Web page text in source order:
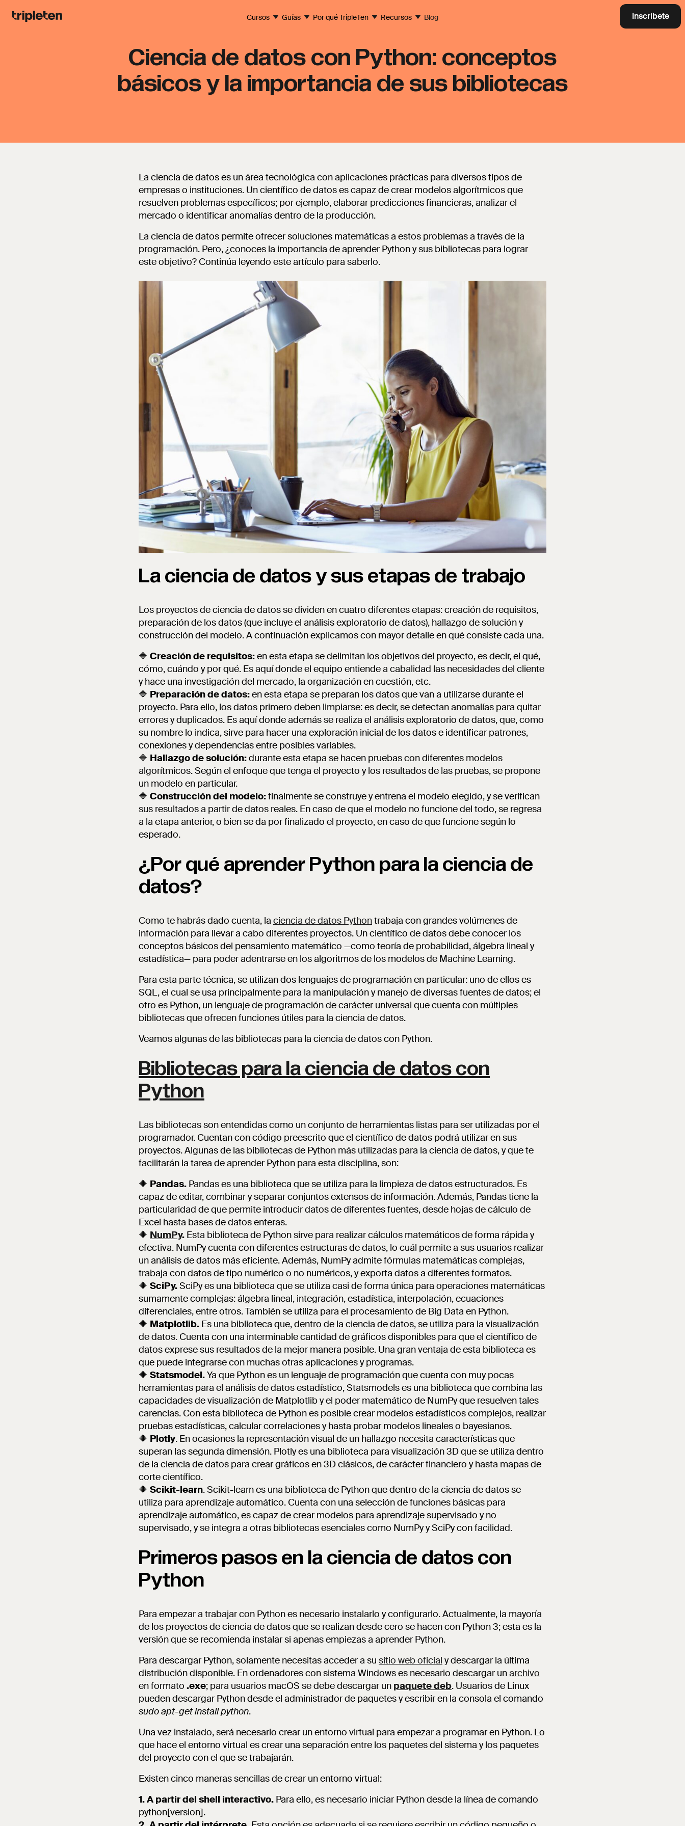
Cursos Guías Por qué TripleTen Recursos Blog Inscríbete
Ciencia de datos con Python: conceptos
básicos y la importancia de sus bibliotecas
La ciencia de datos es un área tecnológica con aplicaciones prácticas para diversos tipos de
empresas o instituciones. Un científico de datos es capaz de crear modelos algorítmicos que
resuelven problemas específicos; por ejemplo, elaborar predicciones financieras, analizar el
mercado o identificar anomalías dentro de la producción.
La ciencia de datos permite ofrecer soluciones matemáticas a estos problemas a través de la
programación. Pero, ¿conoces la importancia de aprender Python y sus bibliotecas para lograr
este objetivo? Continúa leyendo este artículo para saberlo.
La ciencia de datos y sus etapas de trabajo
Los proyectos de ciencia de datos se dividen en cuatro diferentes etapas: creación de requisitos,
preparación de los datos (que incluye el análisis exploratorio de datos), hallazgo de solución y
construcción del modelo. A continuación explicamos con mayor detalle en qué consiste cada una.
🔷 Creación de requisitos:en esta etapa se delimitan los objetivos del proyecto, es decir, el qué,
cómo, cuándo y por qué. Es aquí donde el equipo entiende a cabalidad las necesidades del cliente
y hace una investigación del mercado, la organización en cuestión, etc.
🔷 Preparación de datos:en esta etapa se preparan los datos que van a utilizarse durante el
proyecto. Para ello, los datos primero deben limpiarse: es decir, se detectan anomalías para quitar
errores y duplicados. Es aquí donde además se realiza el análisis exploratorio de datos, que, como
su nombre lo indica, sirve para hacer una exploración inicial de los datos e identificar patrones,
conexiones y dependencias entre posibles variables.
🔷 Hallazgo de solución:durante esta etapa se hacen pruebas con diferentes modelos
algorítmicos. Según el enfoque que tenga el proyecto y los resultados de las pruebas, se propone
un modelo en particular.
🔷 Construcción del modelo:finalmente se construye y entrena el modelo elegido, y se verifican
sus resultados a partir de datos reales. En caso de que el modelo no funcione del todo, se regresa
a la etapa anterior, o bien se da por finalizado el proyecto, en caso de que funcione según lo
esperado.
¿Por qué aprender Python para la ciencia de
datos?
Como te habrás dado cuenta, la ciencia de datos Pythontrabaja con grandes volúmenes de
información para llevar a cabo diferentes proyectos. Un científico de datos debe conocer los
conceptos básicos del pensamiento matemático —como teoría de probabilidad, álgebra lineal y
estadística— para poder adentrarse en los algoritmos de los modelos de Machine Learning.
Para esta parte técnica, se utilizan dos lenguajes de programación en particular: uno de ellos es
SQL, el cual se usa principalmente para la manipulación y manejo de diversas fuentes de datos; el
otro es Python, un lenguaje de programación de carácter universal que cuenta con múltiples
bibliotecas que ofrecen funciones útiles para la ciencia de datos.
Veamos algunas de las bibliotecas para la ciencia de datos con Python.
Bibliotecas para la ciencia de datos con
Python
Las bibliotecas son entendidas como un conjunto de herramientas listas para ser utilizadas por el
programador. Cuentan con código preescrito que el científico de datos podrá utilizar en sus
proyectos. Algunas de las bibliotecas de Python más utilizadas para la ciencia de datos, y que te
facilitarán la tarea de aprender Python para esta disciplina, son:
🔶 Pandas. Pandas es una biblioteca que se utiliza para la limpieza de datos estructurados. Es
capaz de editar, combinar y separar conjuntos extensos de información. Además, Pandas tiene la
particularidad de que permite introducir datos de diferentes fuentes, desde hojas de cálculo de
Excel hasta bases de datos enteras.
🔶 NumPy. Esta biblioteca de Python sirve para realizar cálculos matemáticos de forma rápida y
efectiva. NumPy cuenta con diferentes estructuras de datos, lo cuál permite a sus usuarios realizar
un análisis de datos más eficiente. Además, NumPy admite fórmulas matemáticas complejas,
trabaja con datos de tipo numérico o no numéricos, y exporta datos a diferentes formatos.
🔶 SciPy.SciPy es una biblioteca que se utiliza casi de forma única para operaciones matemáticas
sumamente complejas: álgebra lineal, integración, estadística, interpolación, ecuaciones
diferenciales, entre otros. También se utiliza para el procesamiento de Big Data en Python.
🔶 Matplotlib. Es una biblioteca que, dentro de la ciencia de datos, se utiliza para la visualización
de datos. Cuenta con una interminable cantidad de gráficos disponibles para que el científico de
datos exprese sus resultados de la mejor manera posible. Una gran ventaja de esta biblioteca es
que puede integrarse con muchas otras aplicaciones y programas.
🔶 Statsmodel.Ya que Python es un lenguaje de programación que cuenta con muy pocas
herramientas para el análisis de datos estadístico, Statsmodels es una biblioteca que combina las
capacidades de visualización de Matplotlib y el poder matemático de NumPy que resuelven tales
carencias. Con esta biblioteca de Python es posible crear modelos estadísticos complejos, realizar
pruebas estadísticas, calcular correlaciones y hasta probar modelos lineales o bayesianos.
🔶 Plotly. En ocasiones la representación visual de un hallazgo necesita características que
superan las segunda dimensión. Plotly es una biblioteca para visualización 3D que se utiliza dentro
de la ciencia de datos para crear gráficos en 3D clásicos, de carácter financiero y hasta mapas de
corte científico.
🔶 Scikit-learn. Scikit-learn es una biblioteca de Python que dentro de la ciencia de datos se
utiliza para aprendizaje automático. Cuenta con una selección de funciones básicas para
aprendizaje automático, es capaz de crear modelos para aprendizaje supervisado y no
supervisado, y se integra a otras bibliotecas esenciales como NumPy y SciPy con facilidad.
Primeros pasos en la ciencia de datos con
Python
Para empezar a trabajar con Python es necesario instalarlo y configurarlo. Actualmente, la mayoría
de los proyectos de ciencia de datos que se realizan desde cero se hacen con Python 3; esta es la
versión que se recomienda instalar si apenas empiezas a aprender Python.
Para descargar Python, solamente necesitas acceder a su sitio web oficial y descargar la última
distribución disponible. En ordenadores con sistema Windows es necesario descargar unarchivo
en formato .exe; para usuarios macOS se debe descargar un paquete deb. Usuarios de Linux
pueden descargar Python desde el administrador de paquetes y escribir en la consola el comando
sudo apt-get install python.
Una vez instalado, será necesario crear un entorno virtual para empezar a programar en Python. Lo
que hace el entorno virtual es crear una separación entre los paquetes del sistema y los paquetes
del proyecto con el que se trabajarán.
Existen cinco maneras sencillas de crear un entorno virtual:
1.A partir del shell interactivo. Para ello, es necesario iniciar Python desde la línea de comando
python[version].